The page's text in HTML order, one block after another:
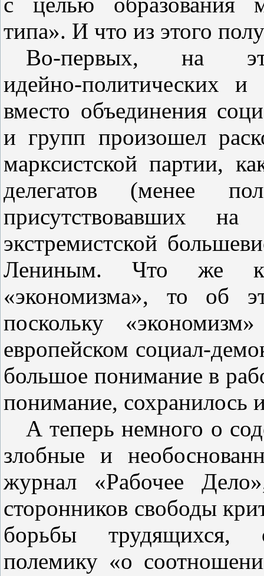
типа». И что из этого
Во‑первых, на
идейно‑политических и
вместо объединения
и групп произошел
марксистской партии,
делегатов (менее
присутствовавших на
экстремистской
Лениным. Что же
«экономизма», то об
поскольку
европейском
большое понимание в
понимание, сохранилось
А теперь немного о
злобные и
журнал «Рабочее
сторонников свободы
борьбы трудящихся,
полемику «о